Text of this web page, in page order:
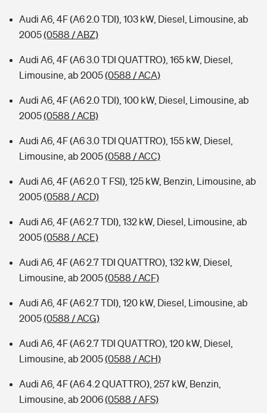
Audi A6, 4F (A6 2.0 TDI), 103 kW, Diesel, Limousine, ab
2005(0588 / ABZ)
Audi A6, 4F (A6 3.0 TDI QUATTRO), 165 kW, Diesel,
Limousine, ab 2005(0588 / ACA)
Audi A6, 4F (A6 2.0 TDI), 100 kW, Diesel, Limousine, ab
2005(0588 / ACB)
Audi A6, 4F (A6 3.0 TDI QUATTRO), 155 kW, Diesel,
Limousine, ab 2005(0588 / ACC)
Audi A6, 4F (A6 2.0 T FSI), 125 kW, Benzin, Limousine, ab
2005(0588 / ACD)
Audi A6, 4F (A6 2.7 TDI), 132 kW, Diesel, Limousine, ab
2005(0588 / ACE)
Audi A6, 4F (A6 2.7 TDI QUATTRO), 132 kW, Diesel,
Limousine, ab 2005(0588 / ACF)
Audi A6, 4F (A6 2.7 TDI), 120 kW, Diesel, Limousine, ab
2005(0588 / ACG)
Audi A6, 4F (A6 2.7 TDI QUATTRO), 120 kW, Diesel,
Limousine, ab 2005(0588 / ACH)
Audi A6, 4F (A6 4.2 QUATTRO), 257 kW, Benzin,
Limousine, ab 2006(0588 / AFS)